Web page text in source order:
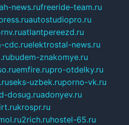
news.rufreeride-team.ru
autostudiopro.ru
atlantpereezd.ru
cdc.ruelektrostal-news.ru
budem-znakomye.ru
emfire.rupro-otdelky.ru
seks-uzbek.ruporno-vk.ru
dosug.ruadonyev.ru
krospr.ru
2rich.ruhostel-65.ru